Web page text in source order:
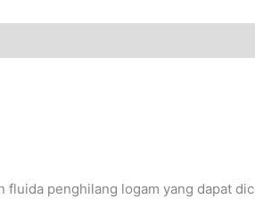
fluida penghilang logam yang dapat